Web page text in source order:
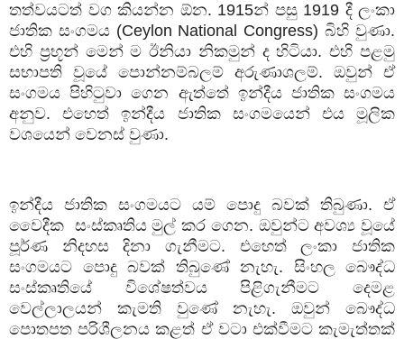
තත්වයටත් වග කියන්න ඕන. 1915න් පසු 1919 දී ලංකා
ජාතික සංගමය (Ceylon National Congress) බිහි වුණා.
එහි ප්‍රභූන් මෙන් ම ඊනියා නිකමුන් ද හිටියා. එහි පළමු
සභාපති වූයේ පොන්නම්බලම් අරුණාශලම්. ඔවුන් ඒ
සංගමය පිහිටුවා ගෙන ඇත්තේ ඉන්දීය ජාතික සංගමය
අනුව. එහෙත් ඉන්දීය ජාතික සංගමයෙන් එය මූලික
වශයෙන් වෙනස් වුණා.
ඉන්දීය ජාතික සංගමයට යම් පොදු බවක් තිබුණා. ඒ
වෛදීක සංස්කෘතිය මුල් කර ගෙන. ඔවුන්ට අවශ්‍ය වූයේ
පූර්ණ නිදහස දිනා ගැනීමට. එහෙත් ලංකා ජාතික
සංගමයට පොදු බවක් තිබුණේ නැහැ. සිංහල බෞද්ධ
සංස්කෘතියේ විශේෂත්වය පිළිගැනීමට දෙමළ
වෙල්ලාලයන් කැමති වුණේ නැහැ. ඔවුන් බෞද්ධ
පොතපත පරිශීලනය කළත් ඒ වටා එක්වීමට කැමැත්තක්